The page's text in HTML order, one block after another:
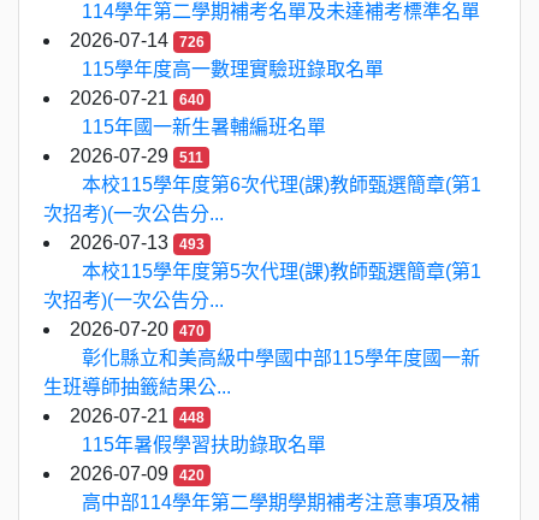
114學年第二學期補考名單及未達補考標準名單
2026-07-14
726
115學年度高一數理實驗班錄取名單
2026-07-21
640
115年國一新生暑輔編班名單
2026-07-29
511
本校115學年度第6次代理(課)教師甄選簡章(第1
次招考)(一次公告分...
2026-07-13
493
本校115學年度第5次代理(課)教師甄選簡章(第1
次招考)(一次公告分...
2026-07-20
470
彰化縣立和美高級中學國中部115學年度國一新
生班導師抽籤結果公...
2026-07-21
448
115年暑假學習扶助錄取名單
2026-07-09
420
高中部114學年第二學期學期補考注意事項及補